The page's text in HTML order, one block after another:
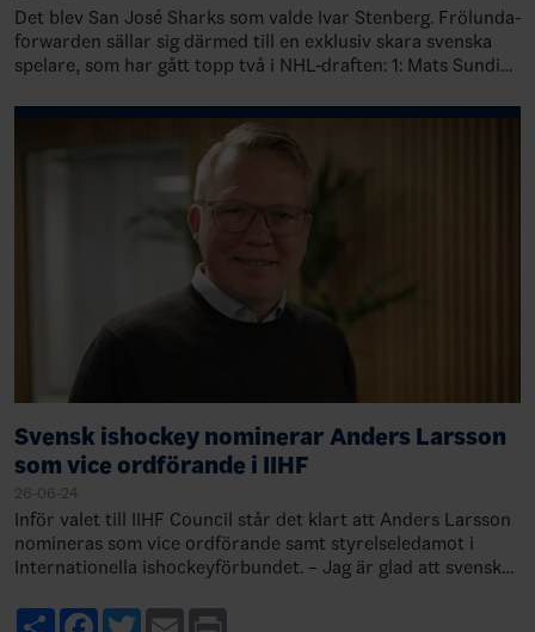
Det blev San José Sharks som valde Ivar Stenberg. Frölunda-
forwarden sällar sig därmed till en exklusiv skara svenska
spelare, som har gått topp två i NHL-draften: 1: Mats Sundin,
Svensk ishockey nominerar Anders Larsson
som vice ordförande i IIHF
26-06-24
Inför valet till IIHF Council står det klart att Anders Larsson
nomineras som vice ordförande samt styrelseledamot i
Internationella ishockeyförbundet. – Jag är glad att svensk
ShareFacebook
TwitterEmail